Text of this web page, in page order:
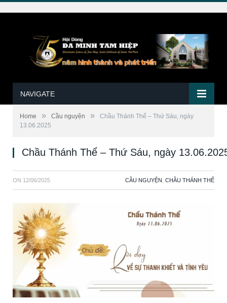
NAVIGATE
Home » Cầu nguyện »
Chầu Thánh Thể – Thứ Sáu, ngày
13.06.2025
Chầu Thánh Thể – Thứ Sáu, ngày
ON 12/06/2025 CẦU NGUYỆN CHẦU THÁNH THỂ